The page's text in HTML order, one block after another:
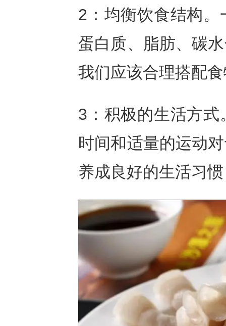
2：均衡饮食结构
蛋白质、脂肪、碳
我们应该合理搭配
3：积极的生活方
时间和适量的运动
养成良好的生活习